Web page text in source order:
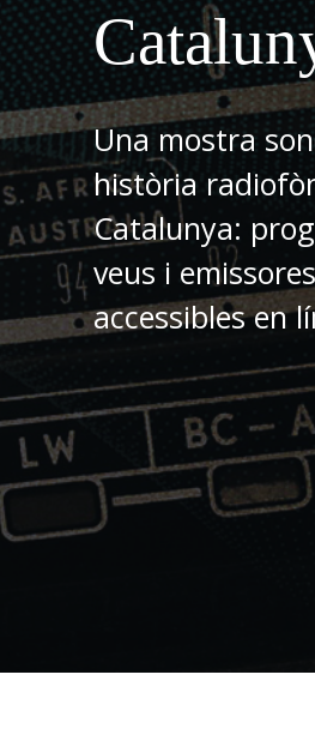
Una mostra
història
Catalunya:
veus i emissores
accessibles en